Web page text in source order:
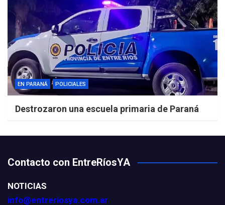
EN PARANÁ POLICIALES
Destrozaron una escuela primaria de Paraná
Contacto con EntreRíosYA
NOTICIAS
info@entreriosya.com.ar